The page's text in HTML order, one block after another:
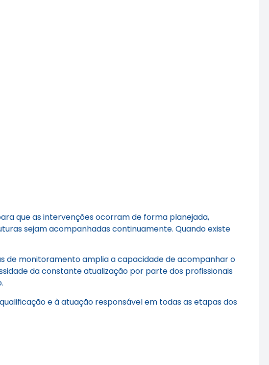
que as intervenções ocorram de forma planejada,
sejam acompanhadas continuamente. Quando existe
de monitoramento amplia a capacidade de acompanhar o
da constante atualização por parte dos profissionais
e à atuação responsável em todas as etapas dos